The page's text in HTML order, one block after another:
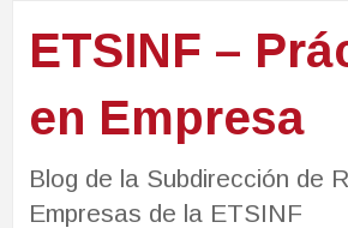
ETSINF –
en Empresa
Blog de la Subdirección de
Empresas de la ETSINF